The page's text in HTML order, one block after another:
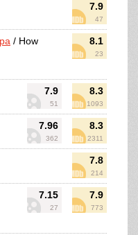
7.9
47
8.1
23
/ How
7.9
51
8.3
1093
7.96
362
8.3
2311
7.8
214
7.15
27
7.9
773